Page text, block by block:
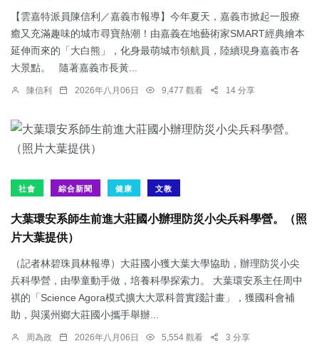
【雲嘉特派員陳信利／嘉義市報導】今年夏天，嘉義市掀起一股療
癒又充滿趣味的城市尋寶熱潮！由嘉義在地藝術家SMART經典繪本
延伸而來的「大白熊」，化身最萌城市領航員，陸續現身嘉義市各
大景點。 隨著嘉義市長黃...
陳信利 2026年八月06日 9,477 觀看 14 分享
社會 綜合新聞 健康 文教
大葉環安系師生前進大莊國小辦理防災小尖兵科學營。（照
片大葉提供）
（記者林碧珠員林報導）大莊國小獲大葉大學協助，辦理防災小尖
兵科學營，由學童動手做，培養科學探索力。 大葉環安系主任周中
祺的「Science Agora模式擴大大眾科普實踐計畫」，獲國科會補
助，與溪州鄉大莊國小攜手舉辦...
周為政 2026年八月06日 5,554 觀看 3 分享